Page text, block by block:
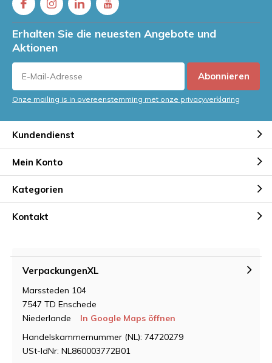
Erhalten Sie die neuesten Angebote und
Aktionen
Abonnieren
Onze mailing is in overeenstemming met onze privacyverklaring
Kundendienst
Mein Konto
Kategorien
Kontakt
VerpackungenXL
Marssteden 104
7547 TD Enschede
Niederlande
In Google Maps öffnen
Handelskammernummer (NL): 74720279
USt-IdNr: NL860003772B01